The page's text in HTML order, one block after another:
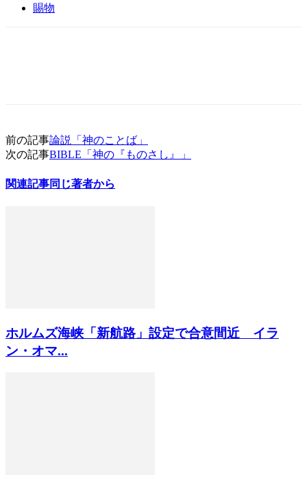
賜物
前の記事論説「神のことば」
次の記事BIBLE「神の『ものさし』」
関連記事同じ著者から
ホルムズ海峡「新航路」設定で合意間近 イラ
ン・オマ...